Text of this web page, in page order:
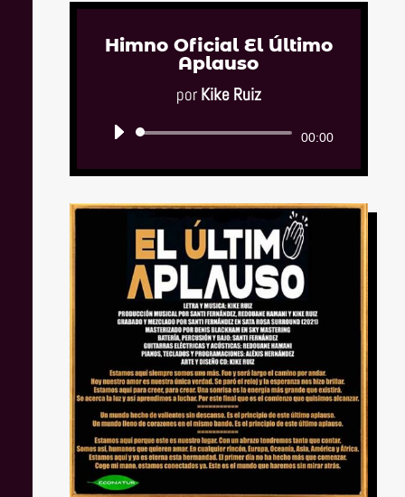
Himno Oficial El Último
Aplauso
por Kike Ruiz
Reproductor
de
00:00